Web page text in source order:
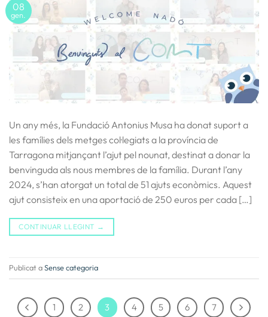
08
gen.
Un any més, la Fundació Antonius Musa ha donat suport a
les famílies dels metges col·legiats a la província de
Tarragona mitjançant l’ajut pel nounat, destinat a donar la
benvinguda als nous membres de la família. Durant l’any
2024, s’han atorgat un total de 51 ajuts econòmics. Aquest
ajut consisteix en una aportació de 250 euros per cada […]
CONTINUAR LLEGINT →
Publicat aSense categoria
1 2 3 4 5 6 7